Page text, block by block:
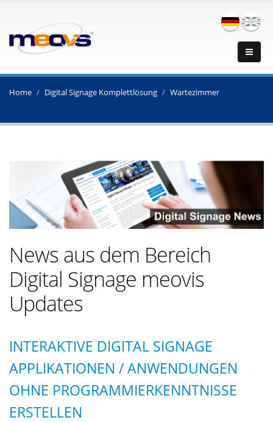
Home Digital Signage Komplettlösung Wartezimmer
News aus dem Bereich
Digital Signage meovis
Updates
INTERAKTIVE DIGITAL SIGNAGE
APPLIKATIONEN / ANWENDUNGEN
OHNE PROGRAMMIERKENNTNISSE
ERSTELLEN